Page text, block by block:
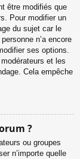
être modifiés que
Pour modifier un
du sujet car le
n’a encore
ses options.
et les
Cela empêche
?
ou groupes
n’importe quelle